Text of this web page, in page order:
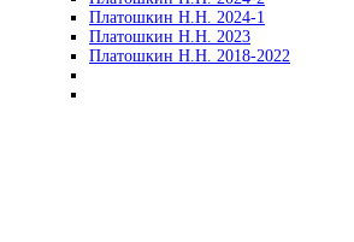
Платошкин Н.Н. 2024-1
Платошкин Н.Н. 2023
Платошкин Н.Н. 2018-2022